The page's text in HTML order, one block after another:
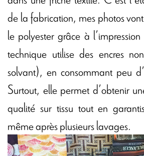
de la fabrication, mes photos
le polyester grâce à
technique utilise des encres
solvant), en consommant peu
Surtout, elle permet d’obtenir
qualité sur tissu tout en
même après plusieurs lavages.